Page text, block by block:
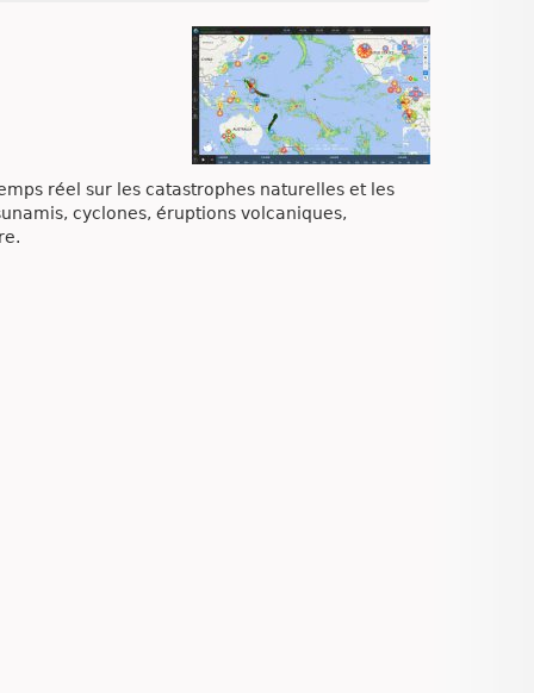
réel sur les catastrophes naturelles et les
cyclones, éruptions volcaniques,